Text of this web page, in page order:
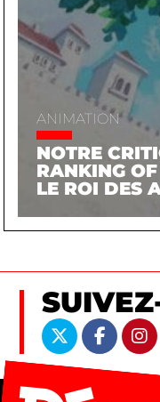
ANIMATION
NOTRE
RANKING
LE ROI DES